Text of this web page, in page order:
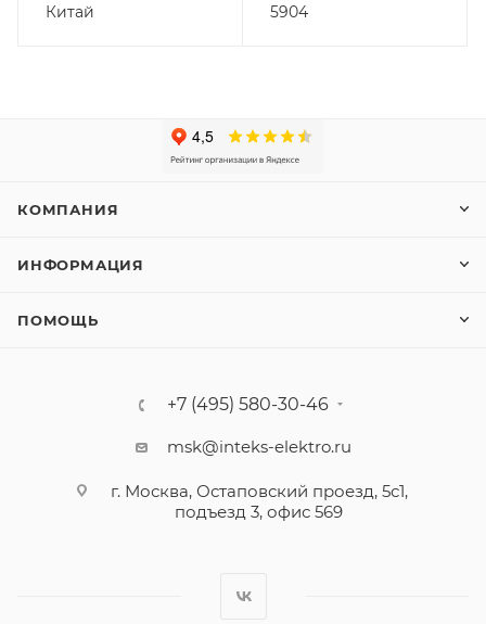
Китай 5904
КОМПАНИЯ
ИНФОРМАЦИЯ
ПОМОЩЬ
+7 (495) 580-30-46
msk@inteks-elektro.ru
г. Москва, Остаповский проезд, 5с1,
подъезд 3, офис 569